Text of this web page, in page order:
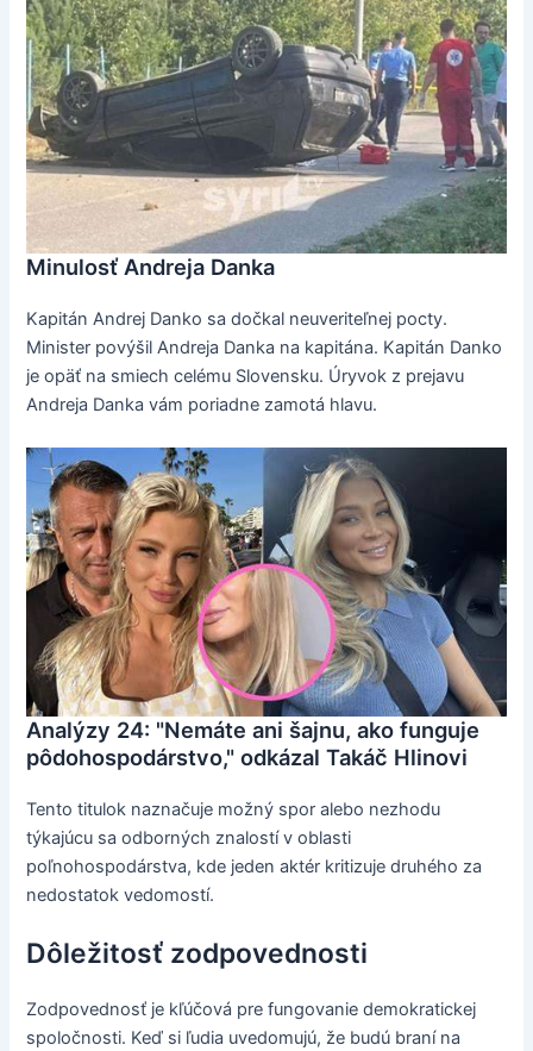
Minulosť Andreja Danka
Kapitán Andrej Danko sa dočkal neuveriteľnej pocty.
Minister povýšil Andreja Danka na kapitána. Kapitán Danko
je opäť na smiech celému Slovensku. Úryvok z prejavu
Andreja Danka vám poriadne zamotá hlavu.
Analýzy 24: "Nemáte ani šajnu, ako funguje
pôdohospodárstvo," odkázal Takáč Hlinovi
Tento titulok naznačuje možný spor alebo nezhodu
týkajúcu sa odborných znalostí v oblasti
poľnohospodárstva, kde jeden aktér kritizuje druhého za
nedostatok vedomostí.
Dôležitosť zodpovednosti
Zodpovednosť je kľúčová pre fungovanie demokratickej
spoločnosti. Keď si ľudia uvedomujú, že budú braní na